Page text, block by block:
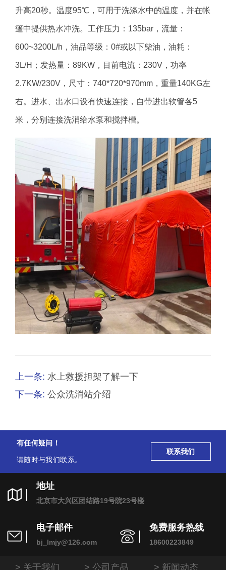
升高20秒。温度95℃，可用于洗涤水中的温度，并在帐
篷中提供热水冲洗。工作压力：135bar，流量：
600~3200L/h，油品等级：0#或以下柴油，油耗：
3L/H；发热量：89KW，目前电流：230V，功率
2.7KW/230V，尺寸：740*720*970mm，重量140KG左
右。进水、出水口设有快速连接，自带进出软管各5
米，分别连接洗消给水泵和搅拌槽。
上一条: 水上救援担架了解一下
下一条: 公众洗消站介绍
有任何疑问！
请随时与我们联系。
联系我们
地址
北京市大兴区团结路19号院23号楼
电子邮件
bj_lmjy@126.com
免费服务热线
18600223849
关于我们 公司产品 新闻动态